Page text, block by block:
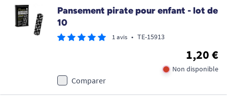
Pansement pirate pour enfant - lot de
10
1 avis • TE-15913
1,20 €
Non disponible
Comparer